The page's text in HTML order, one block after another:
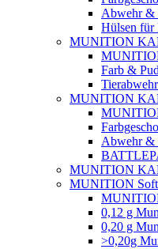
Abwehr &
Hülsen
MUNITION
Farb &
MUNITION
Abwehr &
MUNITION
MUNITION
0,12 g
0,20 g
>0,20g